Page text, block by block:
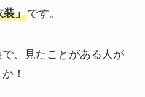
装」です。
、見たことがある人が
！